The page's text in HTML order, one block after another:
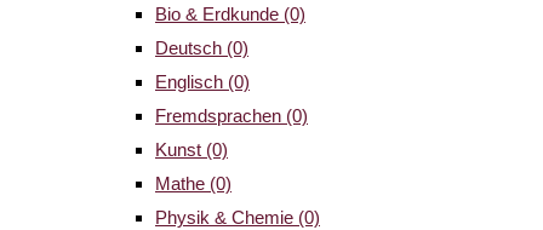
Bio & Erdkunde (0)
Deutsch (0)
Englisch (0)
Fremdsprachen (0)
Kunst (0)
Mathe (0)
Physik & Chemie (0)